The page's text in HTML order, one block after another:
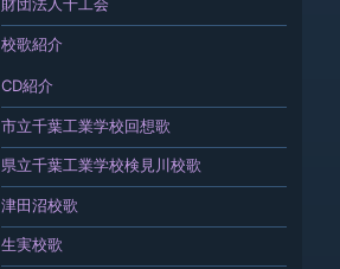
財団法人千工会
校歌紹介
CD紹介
市立千葉工業学校回想歌
県立千葉工業学校検見川校歌
津田沼校歌
生実校歌